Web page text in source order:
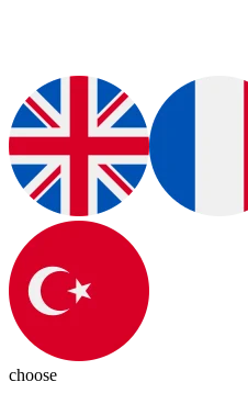
choose